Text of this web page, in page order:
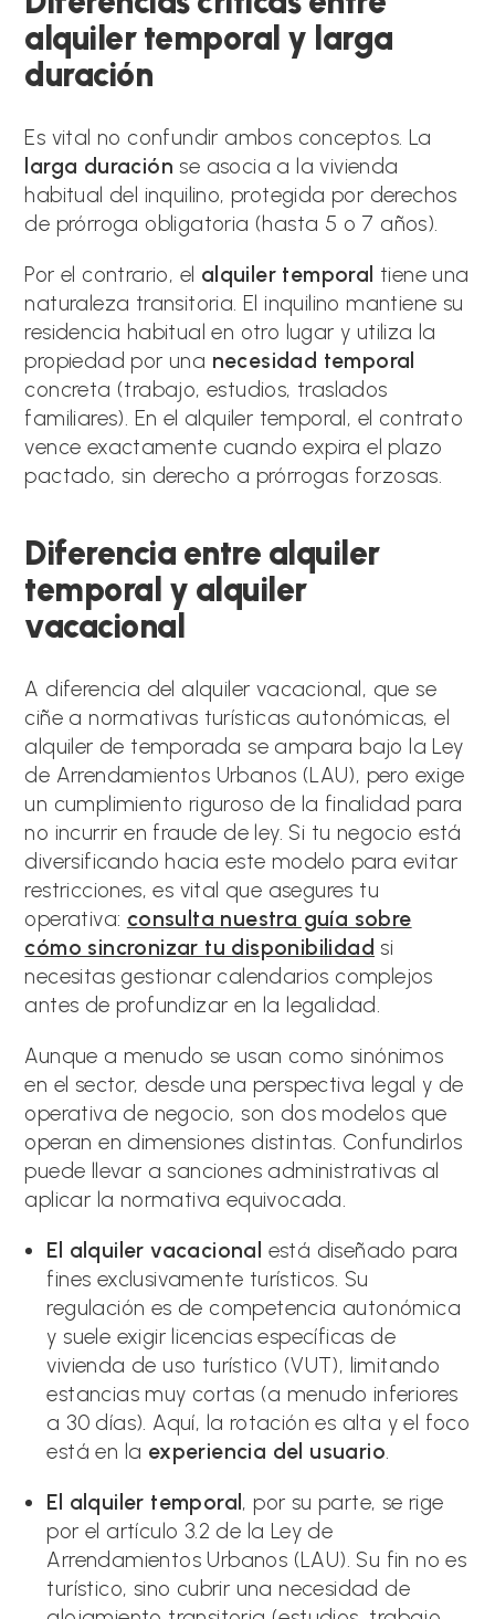
alquiler temporal y larga
duración
Es vital no confundir ambos conceptos. La
larga duración se asocia a la vivienda
habitual del inquilino, protegida por derechos
de prórroga obligatoria (hasta 5 o 7 años).
Por el contrario, el alquiler temporal tiene una
naturaleza transitoria. El inquilino mantiene su
residencia habitual en otro lugar y utiliza la
propiedad por una necesidad temporal
concreta (trabajo, estudios, traslados
familiares). En el alquiler temporal, el contrato
vence exactamente cuando expira el plazo
pactado, sin derecho a prórrogas forzosas.
Diferencia entre alquiler
temporal y alquiler
vacacional
A diferencia del alquiler vacacional, que se
ciñe a normativas turísticas autonómicas, el
alquiler de temporada se ampara bajo la Ley
de Arrendamientos Urbanos (LAU), pero exige
un cumplimiento riguroso de la finalidad para
no incurrir en fraude de ley. Si tu negocio está
diversificando hacia este modelo para evitar
restricciones, es vital que asegures tu
operativa: consulta nuestra guía sobre
cómo sincronizar tu disponibilidad si
necesitas gestionar calendarios complejos
antes de profundizar en la legalidad.
Aunque a menudo se usan como sinónimos
en el sector, desde una perspectiva legal y de
operativa de negocio, son dos modelos que
operan en dimensiones distintas. Confundirlos
puede llevar a sanciones administrativas al
aplicar la normativa equivocada.
El alquiler vacacional está diseñado para
fines exclusivamente turísticos. Su
regulación es de competencia autonómica
y suele exigir licencias específicas de
vivienda de uso turístico (VUT), limitando
estancias muy cortas (a menudo inferiores
a 30 días). Aquí, la rotación es alta y el foco
está en la experiencia del usuario.
El alquiler temporal , por su parte, se rige
por el artículo 3.2 de la Ley de
Arrendamientos Urbanos (LAU). Su fin no es
turístico, sino cubrir una necesidad de